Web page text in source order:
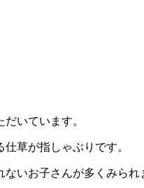
いています。
草が指しゃぶりです。
いお子さんが多くみられ